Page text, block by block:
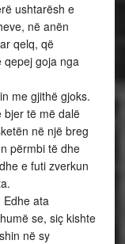
ushtarësh e
në anën
qelq, që
qepej goja nga
me gjithë gjoks.
bjer të më dalë
në një breg
përmbi të dhe
e futi zverkun
Edhe ata
se, siç kishte
në sy